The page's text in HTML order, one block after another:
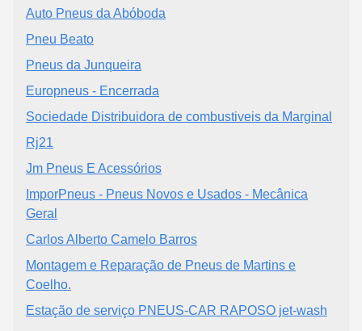
Auto Pneus da Abóboda
Pneu Beato
Pneus da Junqueira
Europneus - Encerrada
Sociedade Distribuidora de combustiveis da Marginal
Rj21
Jm Pneus E Acessórios
ImporPneus - Pneus Novos e Usados - Mecânica
Geral
Carlos Alberto Camelo Barros
Montagem e Reparação de Pneus de Martins e
Coelho.
Estação de serviço PNEUS-CAR RAPOSO jet-wash